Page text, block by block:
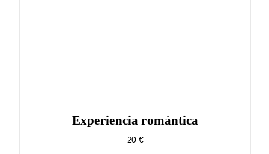
Experiencia romántica
20 €